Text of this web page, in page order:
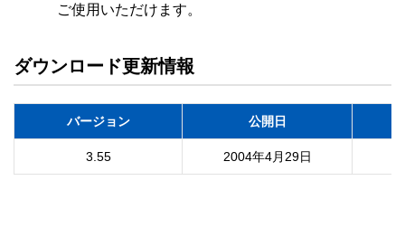
ご使用いただけます。
ダウンロード更新情報
バージョン 公開日
3.55 2004年4月29日